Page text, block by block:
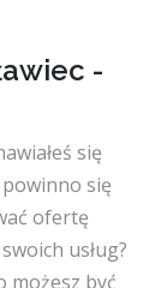
-
się
się
ofertę
usług?
możesz być